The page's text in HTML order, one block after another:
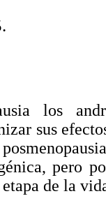
los
sus
pero
de la